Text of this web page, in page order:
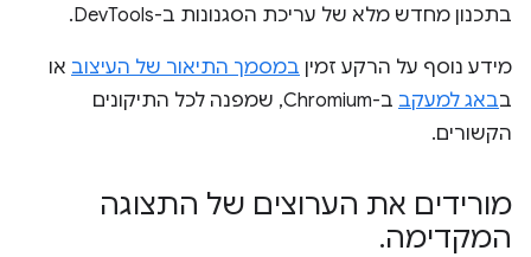
בתכנון מחדש מלא של עריכת הסגנונות ב-DevTools.
מידע נוסף על הרקע זמין במסמך התיאור של העיצוב או
בבאג למעקב
ב-Chromium, שמפנה לכל התיקונים
הקשורים.
מורידים את הערוצים של התצוגה
המקדימה.